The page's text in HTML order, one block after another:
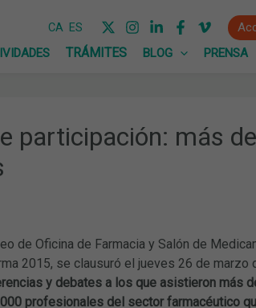
CA ES
BLOG PRENSA
participación: más de
de Oficina de Farmacia y Salón de
2015, se clausuró el jueves 26 de marzo
y debates a los que asistieron más
profesionales del sector farmacéutico